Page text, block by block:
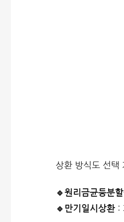
상환 방식도 선택
🔹원리금균등분
🔹만기일시상환 :